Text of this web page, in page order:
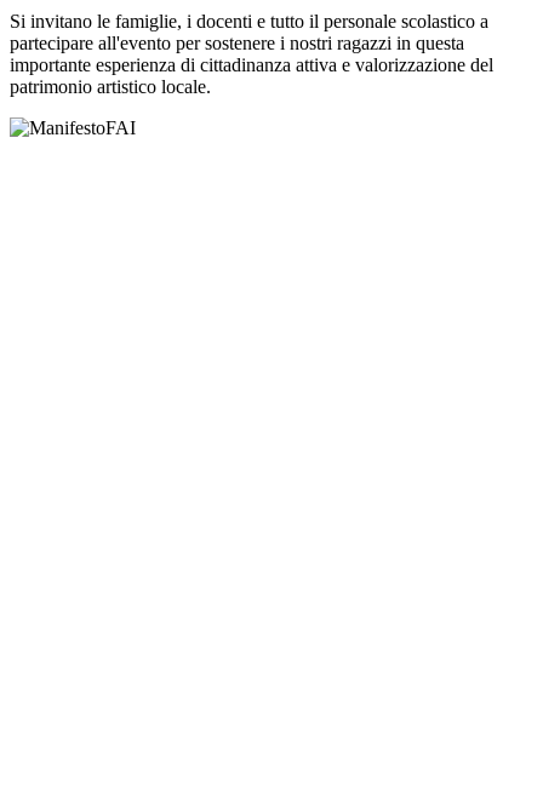
Si invitano le famiglie, i docenti e tutto il personale scolastico a
partecipare all'evento per sostenere i nostri ragazzi in questa
importante esperienza di cittadinanza attiva e valorizzazione del
patrimonio artistico locale.